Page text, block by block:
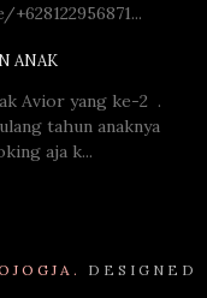
ANAK
Avior yang ke-2 .
tahun anaknya
aja k...
DESIGNED